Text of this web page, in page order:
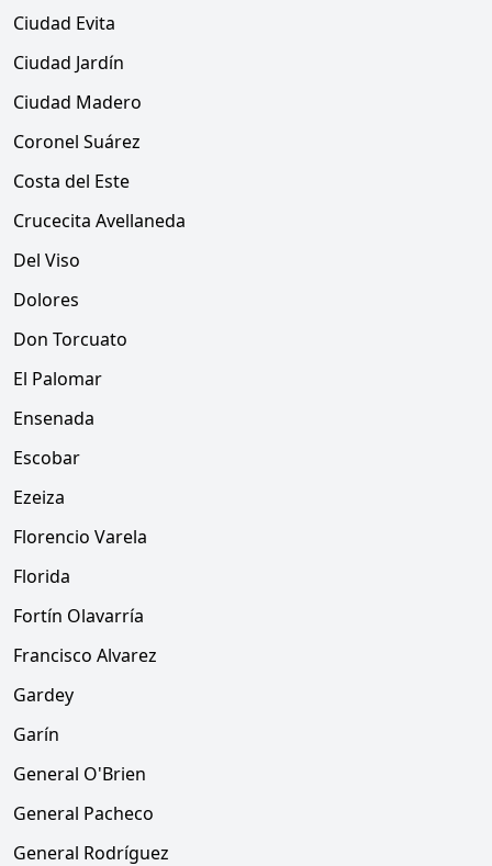
Ciudad Evita
Ciudad Jardín
Ciudad Madero
Coronel Suárez
Costa del Este
Crucecita Avellaneda
Del Viso
Dolores
Don Torcuato
El Palomar
Ensenada
Escobar
Ezeiza
Florencio Varela
Florida
Fortín Olavarría
Francisco Alvarez
Gardey
Garín
General O'Brien
General Pacheco
General Rodríguez